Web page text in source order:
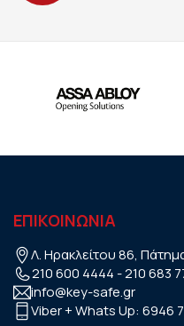
ΕΠΙΚΟΙΝΩΝΙΑ
Λ. Ηρακλείτου 86,
210 600 4444 -210 683
info@key-safe.gr
Viber + Whats Up: 6946